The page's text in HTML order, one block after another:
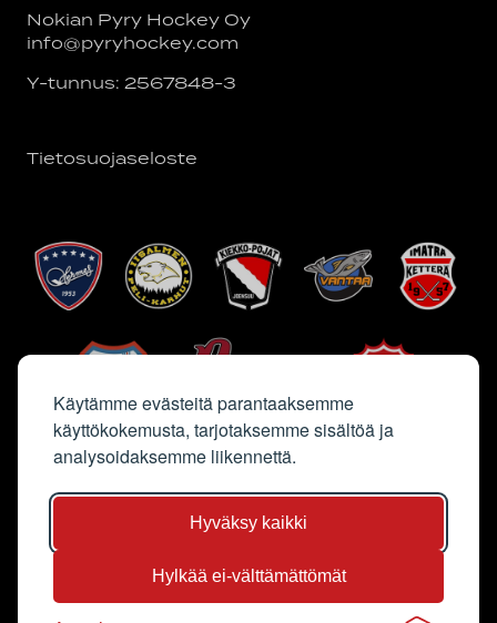
Käytämme evästeitä parantaaksemme
käyttökokemusta, tarjotaksemme sisältöä ja
analysoidaksemme liikennettä.
Hyväksy kaikki
Hylkää ei-välttämättömät
Nokian Pyry Hockey Oy
info@pyryhockey.com
Y-tunnus: 2567848-3
Tietosuojaseloste